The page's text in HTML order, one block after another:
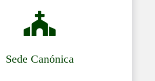

Sede Canónica